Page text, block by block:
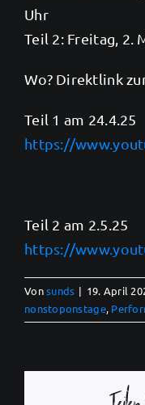
Uhr
Teil 2: Freitag, 2.
Wo? Direktlink
Teil 1 am
https://
Teil 2 am
https://
Vonsunds | 19. April
nonstoponstage,